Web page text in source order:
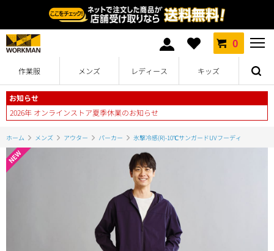
0
作業服 メンズ レディース キッズ
お知らせ
2026年 オンラインストア夏季休業のお知らせ
ホーム メンズ アウター パーカー 氷撃冷感(R)-10℃サンガードUVフーディ